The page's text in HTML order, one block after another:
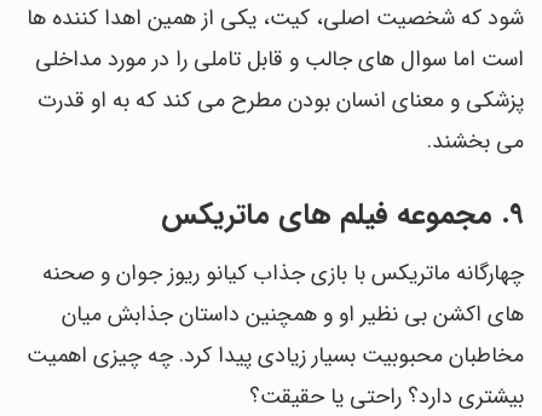
شود که شخصیت اصلی، کیت، یکی از همین اهدا کننده ها
است اما سوال های جالب و قابل تاملی را در مورد مداخلی
پزشکی و معنای انسان بودن مطرح می کند که به او قدرت
می بخشند.
9. مجموعه فیلم های ماتریکس
چهارگانه ماتریکس با بازی جذاب کیانو ریوز جوان و صحنه
های اکشن بی نظیر او و همچنین داستان جذابش میان
مخاطبان محبوبیت بسیار زیادی پیدا کرد. چه چیزی اهمیت
بیشتری دارد؟ راحتی یا حقیقت؟